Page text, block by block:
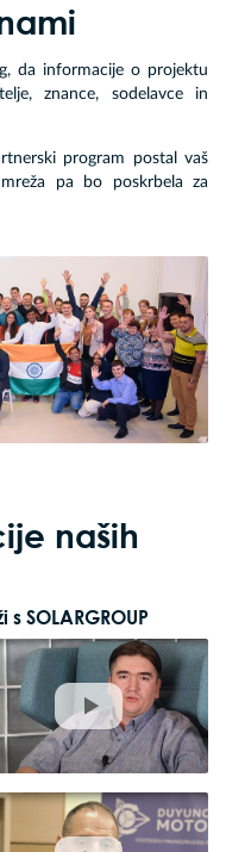
da informacije o projektu
znance, sodelavce in
program postal vaš
pa bo poskrbela za
naših
SOLARGROUP